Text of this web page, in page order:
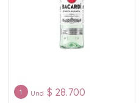
1 Und $ 28.700